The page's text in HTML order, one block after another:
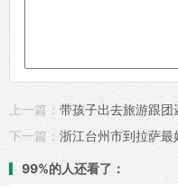
上一篇： 带孩子出去旅游跟团
下一篇： 浙江台州市到拉萨最
99%的人还看了：